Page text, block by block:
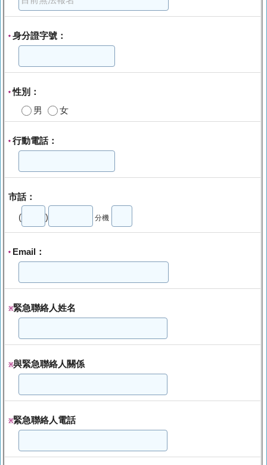
* 身分證字號：
*性別：
男
女
* 行動電話：
市話：
( ) 分機
* Email：
※緊急聯絡人姓名
※與緊急聯絡人關係
※緊急聯絡人電話